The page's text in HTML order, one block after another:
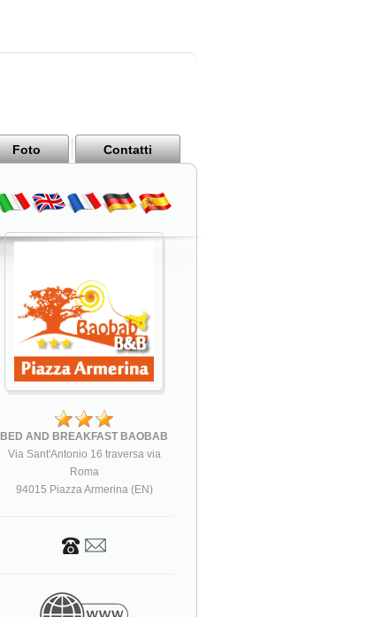
Foto Contatti
BED AND BREAKFAST BAOBAB
Via Sant'Antonio 16 traversa via
Roma
94015 Piazza Armerina (EN)